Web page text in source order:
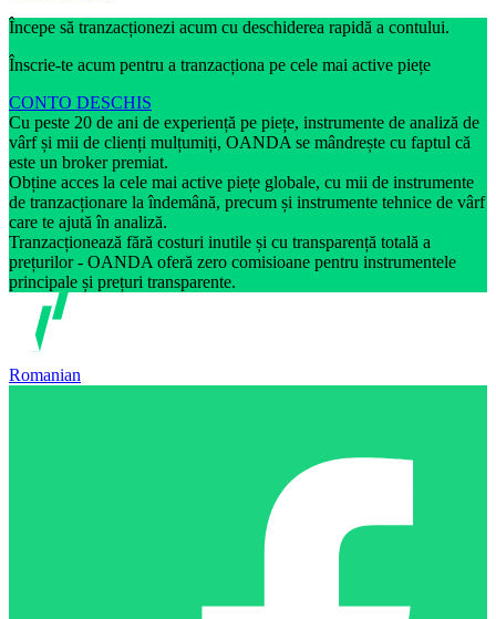
Începe să tranzacționezi acum cu deschiderea rapidă a contului.
Înscrie-te acum pentru a tranzacționa pe cele mai active piețe
CONTO DESCHIS
Cu peste 20 de ani de experiență pe piețe, instrumente de analiză de
vârf și mii de clienți mulțumiți, OANDA se mândrește cu faptul că
este un broker premiat.
Obține acces la cele mai active piețe globale, cu mii de instrumente
de tranzacționare la îndemână, precum și instrumente tehnice de vârf
care te ajută în analiză.
Tranzacționează fără costuri inutile și cu transparență totală a
prețurilor - OANDA oferă zero comisioane pentru instrumentele
principale și prețuri transparente.
Romanian